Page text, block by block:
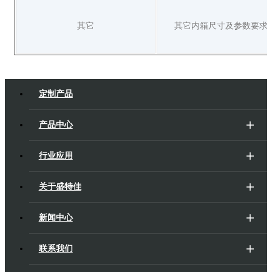
其它 其它内箱尺寸及参数要求
定制产品
产品中心
行业应用
关于盛特佳
新闻中心
联系我们